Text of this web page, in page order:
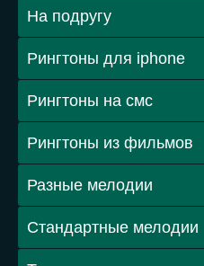
На подругу
Рингтоны для iphone
Рингтоны на смс
Рингтоны из фильмов
Разные мелодии
Стандартные мелодии